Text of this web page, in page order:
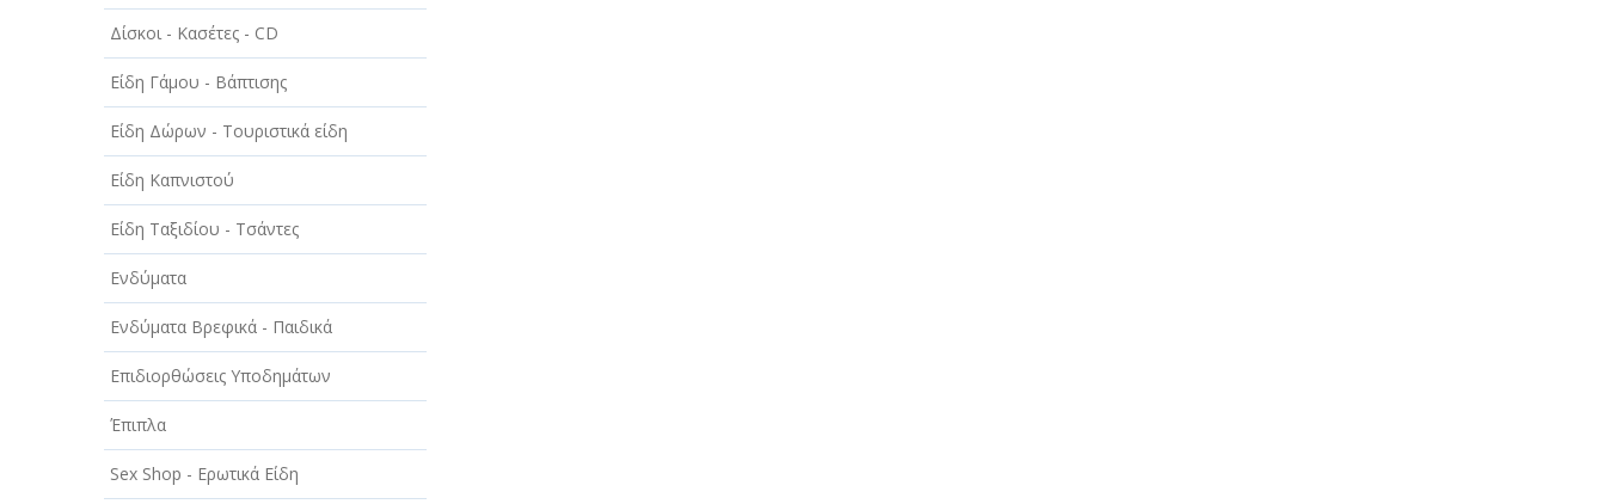
ΠΑΡΟΧΗ ΥΠΗΡΕΣΙΩΝ
ΤΕΧΝΙΚΑ - ΚΑΤΑΣΚΕΥΑΣΤΙΚΑ
ΤΕΧΝΟΛΟΓΙΑ
ΥΓΕΙΑ - ΙΑΤΡΟΙ
ΦΑΓΗΤΟ
Δίσκοι - Κασέτες - CD
Είδη Γάμου - Βάπτισης
Είδη Δώρων - Τουριστικά είδη
Είδη Καπνιστού
Είδη Ταξιδίου - Τσάντες
Ενδύματα
Ενδύματα Βρεφικά - Παιδικά
Επιδιορθώσεις Υποδημάτων
Έπιπλα
Sex Shop - Ερωτικά Είδη